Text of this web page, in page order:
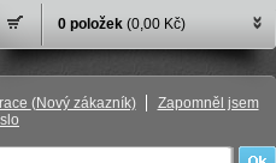
0 položek (0,00 Kč)
(Nový zákazník)
Zapomněl jsem